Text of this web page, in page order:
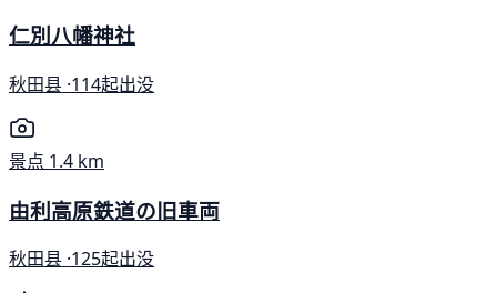
仁別八幡神社
秋田县 ·114起出没
景点 1.4 km
由利高原鉄道の旧車両
秋田县 ·125起出没